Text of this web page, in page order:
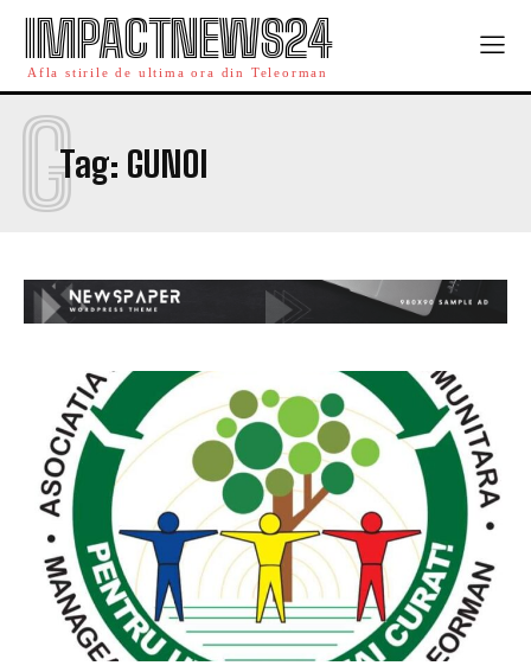
IMPACTNEWS24
Afla stirile de ultima ora din Teleorman
Tag: GUNOI
G